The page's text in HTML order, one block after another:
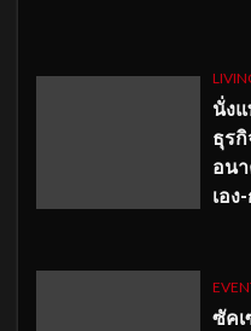
นั่ง
ธุรกิ
อน
เอง
ซัคเ